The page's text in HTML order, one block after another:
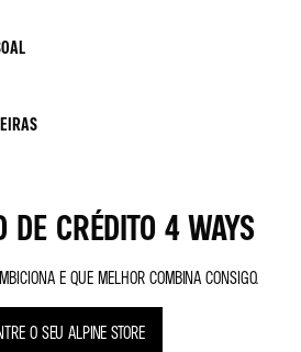
DE CRÉDITO 4 WAYS
E QUE MELHOR COMBINA CONSIGO.
O SEU ALPINE STORE